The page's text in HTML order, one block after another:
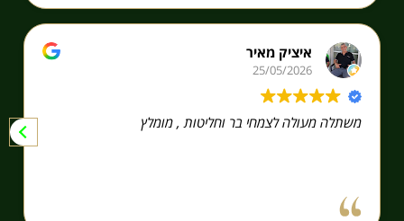
איציק מאיר
25/05/2026
משתלה מעולה לצמחי בר וחליטות , מומלץ